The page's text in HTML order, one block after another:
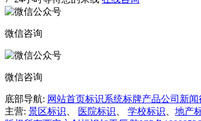
微信咨询
微信咨询
底部导航: 网站首页标识系统标牌产品公司新闻
主营: 景区标识 医院标识 学校标识 地产